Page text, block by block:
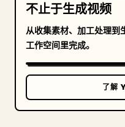
不止于生成视频
从收集素材、加工处理到
工作空间里完成。
了解